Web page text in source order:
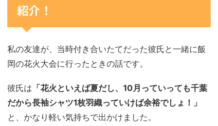
紹介！
私の友達が、当時付き合いたてだった彼氏と一緒に飯
岡の花火大会に行ったときの話です。
彼氏は 「花火といえば夏だし、10月っていっても千葉
だから長袖シャツ1枚羽織っていけば余裕でしょ！」
と、かなり軽い気持ちで出かけました。